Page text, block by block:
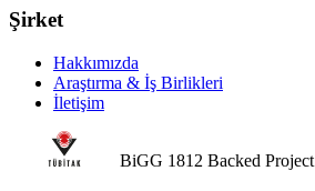
Şirket
Hakkımızda
Araştırma & İş Birlikleri
İletişim
BiGG 1812 Backed Project